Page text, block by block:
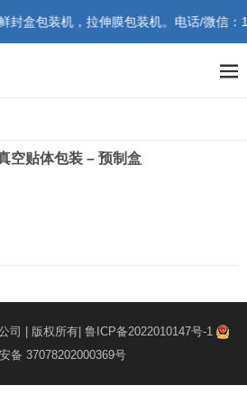
盒包装机，拉伸膜包装机。电话/微信：
空贴体包装 – 预制盒
司 | 版权所有| 鲁ICP备2022010147号-1
备 37078202000369号